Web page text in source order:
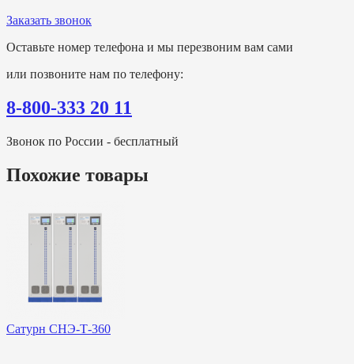
Заказать звонок
Оставьте номер телефона и мы перезвоним вам сами
или позвоните нам по телефону:
8-800-333 20 11
Звонок по России - бесплатный
Похожие товары
Сатурн СНЭ-Т-360